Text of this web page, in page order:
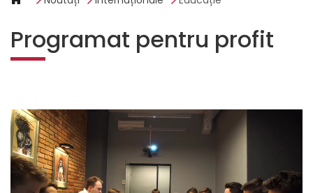
Programat pentru profit